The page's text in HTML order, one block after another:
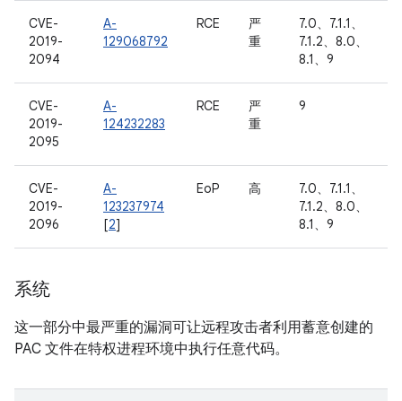
CVE-
2019-
2094
A-
129068792
RCE
严
重
7.0、7.1.1、
7.1.2、8.0、
8.1、9
CVE-
2019-
2095
A-
124232283
RCE
严
重
9
CVE-
2019-
2096
A-
123237974
[2]
EoP 高
7.0、7.1.1、
7.1.2、8.0、
8.1、9
系统
这一部分中最严重的漏洞可让远程攻击者利用蓄意创建的
PAC 文件在特权进程环境中执行任意代码。